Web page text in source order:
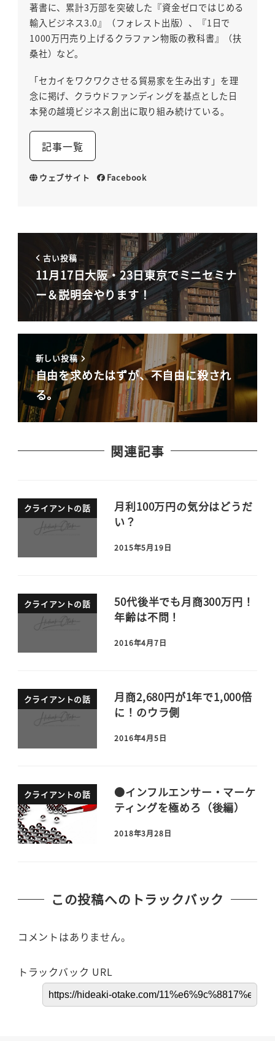
著書に、累計3万部を突破した『資金ゼロではじめる
輸入ビジネス3.0』（フォレスト出版）、『1日で
1000万円売り上げるクラファン物販の教科書』（扶
桑社）など。
「セカイをワクワクさせる貿易家を生み出す」を理
念に掲げ、クラウドファンディングを基点とした日
本発の越境ビジネス創出に取り組み続けている。
記事一覧
ウェブサイト Facebook
古い投稿
11月17日大阪・23日東京でミニセミナ
ー＆説明会やります！
新しい投稿
自由を求めたはずが、不自由に殺され
る。
関連記事
クライアントの話
月利100万円の気分はどうだ
い？
2015年5月19日
クライアントの話
50代後半でも月商300万円！
年齢は不問！
2016年4月7日
クライアントの話
月商2,680円が1年で1,000倍
に！のウラ側
2016年4月5日
クライアントの話
●インフルエンサー・マーケ
ティングを極めろ（後編）
2018年3月28日
この投稿へのトラックバック
コメントはありません。
トラックバック URL